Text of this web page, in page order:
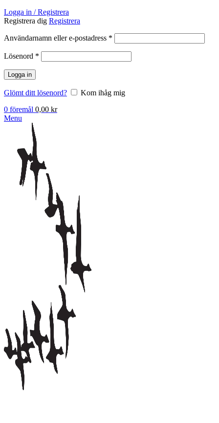
Logga in / Registrera
Registrera dig Registrera
Användarnamn eller e-postadress *
Lösenord *
Logga in
Glömt ditt lösenord?
Kom ihåg mig
0 föremål 0,00 kr
Menu